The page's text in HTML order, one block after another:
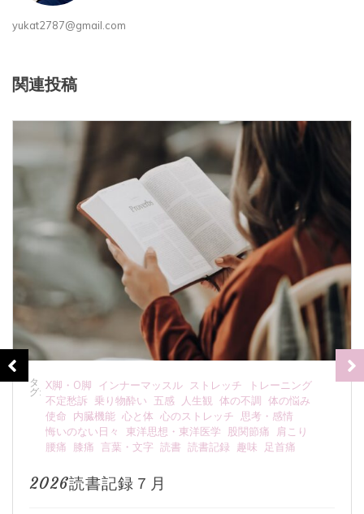
yukat2787@gmail.com
関連投稿
タ
グ:
むくみ アーシング メンタルの不調 不定愁訴 五感
人生観 人間関係 体の不調 体の悩み 使命 免疫力
内臓機能 冷え症 医療・介護 呼吸法
塩・ミネラル
心と体 悔いのない日々 気血 水分摂取 睡眠 自律神経
食養生
天然塩のミネラルと働き